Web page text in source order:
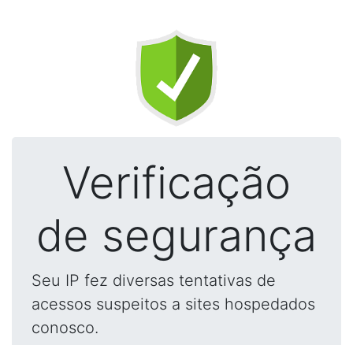
Verificação
de segurança
Seu IP fez diversas tentativas de
acessos suspeitos a sites hospedados
conosco.